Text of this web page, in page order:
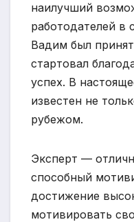
наилучший
работодателей в
Вадим был
стартовал
успех. В
известен не
рубежом.
Эксперт —
способный
достижение
мотивировать